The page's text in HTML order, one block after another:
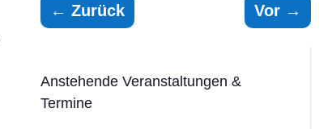
← Zurück Vor→
Anstehende Veranstaltungen &
Termine